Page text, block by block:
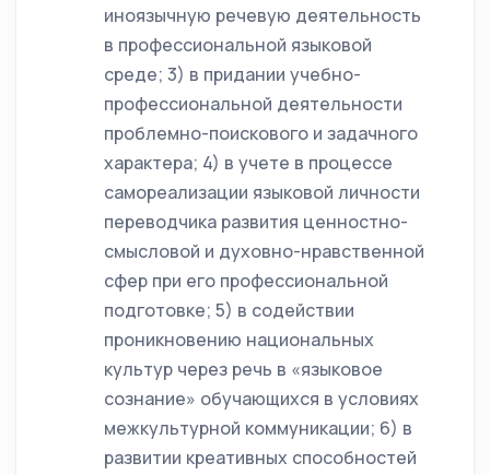
иноязычную речевую деятельность
в профессиональной языковой
среде; 3) в придании учебно-
профессиональной деятельности
проблемно-поискового и задачного
характера; 4) в учете в процессе
самореализации языковой личности
переводчика развития ценностно-
смысловой и духовно-нравственной
сфер при его профессиональной
подготовке; 5) в содействии
проникновению национальных
культур через речь в «языковое
сознание» обучающихся в условиях
межкультурной коммуникации; 6) в
развитии креативных способностей